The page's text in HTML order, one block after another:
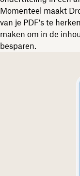
Momenteel maakt
van je PDF's te
maken om in de
besparen.